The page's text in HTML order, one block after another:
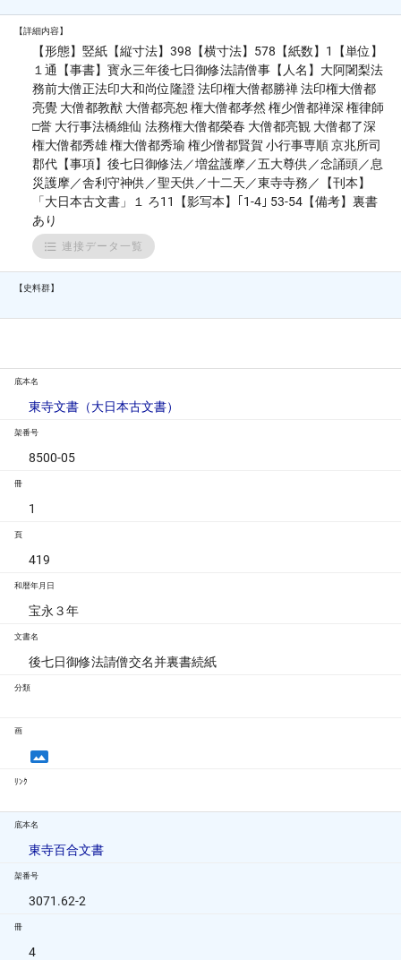
【詳細内容】
【形態】竪紙【縦寸法】398【横寸法】578【紙数】1【単位】
１通【事書】寳永三年後七日御修法請僧事【人名】大阿闍梨法
務前大僧正法印大和尚位隆證 法印権大僧都勝禅 法印権大僧都
亮覺 大僧都教猷 大僧都亮恕 権大僧都孝然 権少僧都禅深 権律師
□誉 大行事法橋維仙 法務権大僧都榮春 大僧都亮観 大僧都了深
権大僧都秀雄 権大僧都秀瑜 権少僧都賢賀 小行事専順 京兆所司
郡代【事項】後七日御修法／増盆護摩／五大尊供／念誦頭／息
災護摩／舎利守神供／聖天供／十二天／東寺寺務／【刊本】
「大日本古文書」１ ろ11【影写本】｢1-4｣ 53-54【備考】裏書
あり
連接データ一覧
【史料群】
底本名
東寺文書（大日本古文書）
架番号
8500-05
冊
1
頁
419
和暦年月日
宝永３年
文書名
後七日御修法請僧交名并裏書続紙
分類
画
ﾘﾝｸ
底本名
東寺百合文書
架番号
3071.62-2
冊
4